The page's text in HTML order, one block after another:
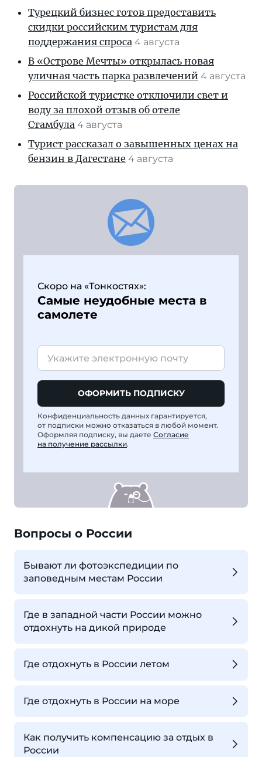
Турецкий бизнес готов предоставить
скидки российским туристам для
поддержания спроса 4 августа
В «Острове Мечты» открылась новая
уличная часть парка развлечений 4 августа
Российской туристке отключили свет и
воду за плохой отзыв об отеле
Стамбула 4 августа
Турист рассказал о завышенных ценах на
бензин в Дагестане 4 августа
Скоро на «Тонкостях»:
Самые неудобные места в
самолете
ОФОРМИТЬ ПОДПИСКУ
Конфиденциальность данных гарантируется,
от подписки можно отказаться в любой момент.
Оформляя подписку, вы даете Согласие
на получение рассылки.
Вопросы о России
Бывают ли фотоэкспедиции по
заповедным местам России
Где в западной части России можно
отдохнуть на дикой природе
Где отдохнуть в России летом
Где отдохнуть в России на море
Как получить компенсацию за отдых в
России